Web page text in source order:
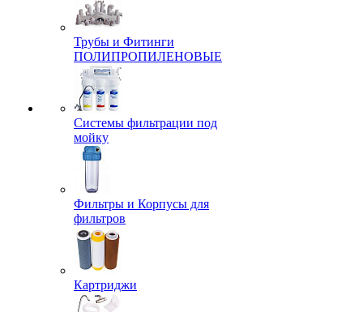
Трубы и Фитинги
ПОЛИПРОПИЛЕНОВЫЕ
Системы фильтрации под
мойку
Фильтры и Корпусы для
фильтров
Картриджи